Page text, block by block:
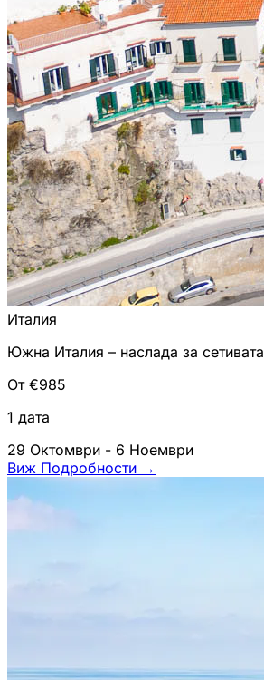
Италия
Южна Италия – наслада за сетивата
От €985
1 дата
29 Октомври - 6 Ноември
Виж Подробности →